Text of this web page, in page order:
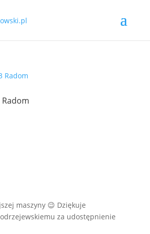
maszyny 😉 Dziękuje
za udostępnienie